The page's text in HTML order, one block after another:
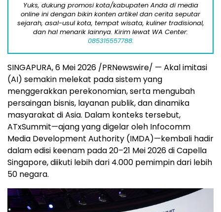
Yuks, dukung promosi kota/kabupaten Anda di media
online ini dengan bikin konten artikel dan cerita seputar
sejarah, asal-usul kota, tempat wisata, kuliner tradisional,
dan hal menarik lainnya. Kirim lewat WA Center:
085315557788.
SINGAPURA, 6 Mei 2026 /PRNewswire/ — Akal imitasi
(AI) semakin melekat pada sistem yang
menggerakkan perekonomian, serta mengubah
persaingan bisnis, layanan publik, dan dinamika
masyarakat di Asia. Dalam konteks tersebut,
ATxSummit—ajang yang digelar oleh Infocomm
Media Development Authority (IMDA)—kembali hadir
dalam edisi keenam pada 20–21 Mei 2026 di Capella
Singapore, diikuti lebih dari 4.000 pemimpin dari lebih
50 negara.